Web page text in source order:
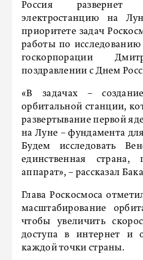
Россия
электростанцию на
приоритете задач
работы по
госкорпорации
поздравлении с Днем
«В задачах –
орбитальной станции,
развертывание первой
на Луне – фундамента
Будем исследовать
единственная
аппарат», – рассказал
Глава Роскосмоса
масштабирование
чтобы увеличить
доступа в интернет и
каждой точки страны.